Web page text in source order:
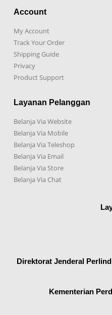
Account
My Account
Track Your Order
Shipping Guide
Privacy
Product Support
Layanan Pelanggan
Belanja Via Website
Belanja Via Mobile
Belanja Via Teleshop
Belanja Via Email
Belanja Via Store
Belanja Via Chat
Direktorat Jenderal
Kementerian